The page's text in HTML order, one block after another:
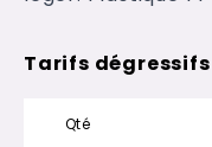
Tarifs
Qté